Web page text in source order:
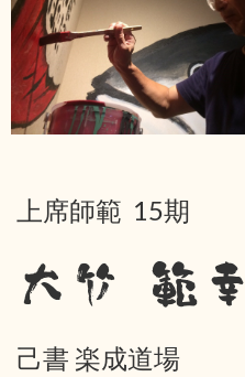
上席師範 15期
大竹 範幸
己書 楽成道場